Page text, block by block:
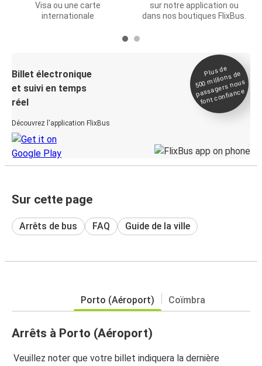
Visa ou une carte
internationale
sur notre application ou
dans nos boutiques FlixBus.
Billet électronique
et suivi en temps
réel
Découvrez l'application FlixBus
Plus de
500
millions de
passagers nous
font confiance
Sur cette page
Arrêts de bus FAQ Guide de la ville
Porto (Aéroport) Coïmbra
Arrêts à Porto (Aéroport)
Veuillez noter que votre billet indiquera la dernière